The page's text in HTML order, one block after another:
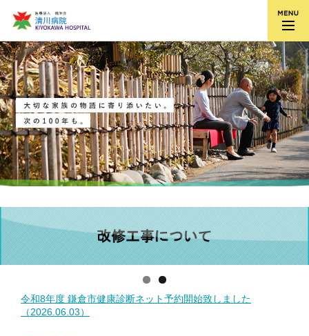
令和8年度 鎌倉市健康診断ネット予約開始致しました
（2026.06.03）